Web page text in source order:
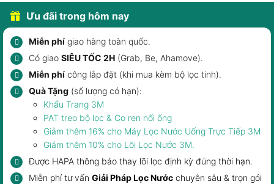
Ưu đãi trong hôm nay
Miễn phí giao hàng toàn quốc.
Có giao SIÊU TỐC 2H (Grab, Be, Ahamove).
Miễn phí công lắp đặt (khi mua kèm bộ lọc tinh).
Quà Tặng (số lượng có hạn):
Khẩu Trang 3M
PAT treo bộ lọc & Co ren nối ống
Giảm thêm 16% cho Máy Lọc Nước Uống Trực Tiếp 3M
Giảm thêm 10% cho Lõi Lọc Nước 3M.
Được HAPA thông báo thay lõi lọc định kỳ đúng thời hạn.
Miễn phí tư vấn Giải Pháp Lọc Nước chuyên sâu & trọn gói